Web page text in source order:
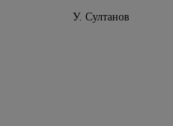
У. Султанов